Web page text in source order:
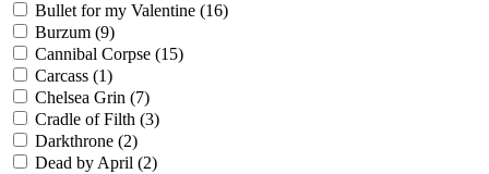
Bullet for my Valentine (16)
Burzum (9)
Cannibal Corpse (15)
Carcass (1)
Chelsea Grin (7)
Cradle of Filth (3)
Darkthrone (2)
Dead by April (2)